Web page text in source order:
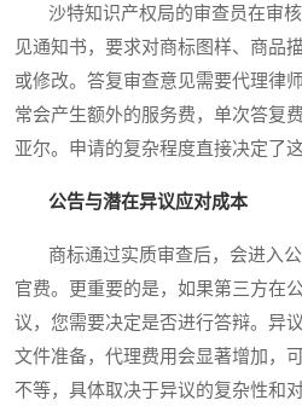
沙特知识产权局的审查员在审核
见通知书，要求对商标图样、商品
或修改。答复审查意见需要代理律
常会产生额外的服务费，单次答复
亚尔。申请的复杂程度直接决定了
公告与潜在异议应对成本
商标通过实质审查后，会进入公
官费。更重要的是，如果第三方在
议，您需要决定是否进行答辩。异
文件准备，代理费用会显著增加，
不等，具体取决于异议的复杂性和